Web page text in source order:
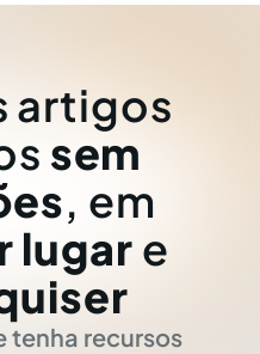
artigos
sem
, em
lugar e
tenha recursos